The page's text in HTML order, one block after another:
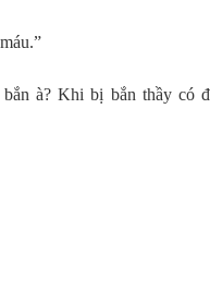
à? Khi bị bắn thầy có